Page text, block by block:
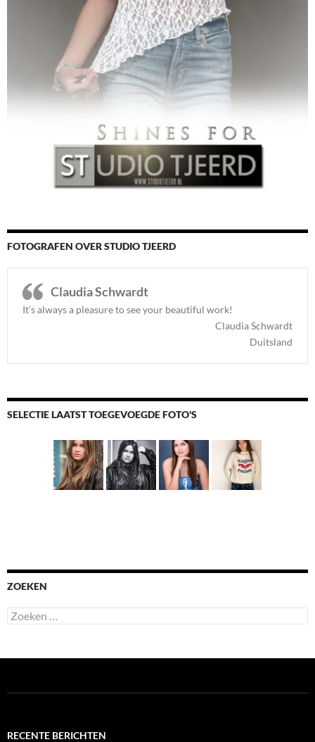
FOTOGRAFEN OVER STUDIO TJEERD
Claudia Schwardt
It’s always a pleasure to see your beautiful work!
Claudia Schwardt
Duitsland
SELECTIE LAATST TOEGEVOEGDE FOTO'S
ZOEKEN
Zoeken
naar:
RECENTE BERICHTEN